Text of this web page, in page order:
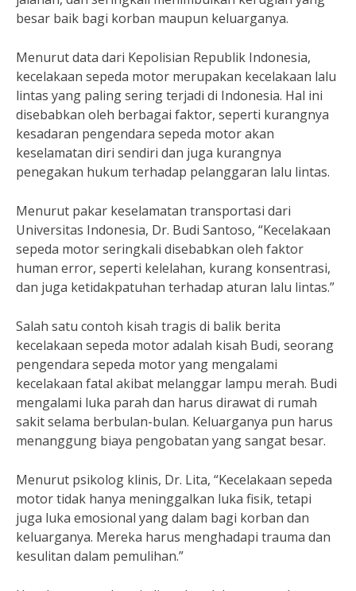
besar baik bagi korban maupun keluarganya.
Menurut data dari Kepolisian Republik Indonesia,
kecelakaan sepeda motor merupakan kecelakaan lalu
lintas yang paling sering terjadi di Indonesia. Hal ini
disebabkan oleh berbagai faktor, seperti kurangnya
kesadaran pengendara sepeda motor akan
keselamatan diri sendiri dan juga kurangnya
penegakan hukum terhadap pelanggaran lalu lintas.
Menurut pakar keselamatan transportasi dari
Universitas Indonesia, Dr. Budi Santoso, “Kecelakaan
sepeda motor seringkali disebabkan oleh faktor
human error, seperti kelelahan, kurang konsentrasi,
dan juga ketidakpatuhan terhadap aturan lalu lintas.”
Salah satu contoh kisah tragis di balik berita
kecelakaan sepeda motor adalah kisah Budi, seorang
pengendara sepeda motor yang mengalami
kecelakaan fatal akibat melanggar lampu merah. Budi
mengalami luka parah dan harus dirawat di rumah
sakit selama berbulan-bulan. Keluarganya pun harus
menanggung biaya pengobatan yang sangat besar.
Menurut psikolog klinis, Dr. Lita, “Kecelakaan sepeda
motor tidak hanya meninggalkan luka fisik, tetapi
juga luka emosional yang dalam bagi korban dan
keluarganya. Mereka harus menghadapi trauma dan
kesulitan dalam pemulihan.”